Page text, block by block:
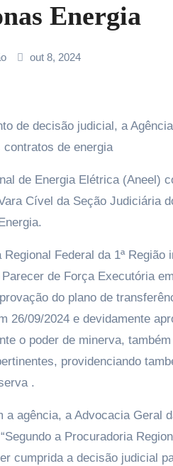
Energia
out 8, 2024
de energia
de Energia Elétrica (Aneel)
Cível da Seção Judiciária
Regional Federal da 1ª
de Força Executória
do plano de
26/09/2024 e devidamente
o poder de minerva,
providenciando
.
a agência, a Advocacia Geral
a Procuradoria
cumprida a decisão judicial